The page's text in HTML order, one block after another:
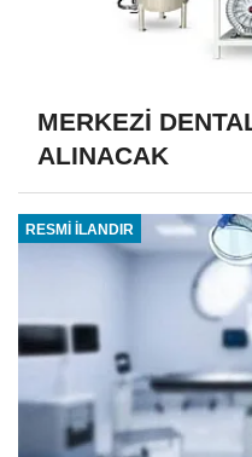
MERKEZİ
ALINACAK
RESMİ İLANDIR